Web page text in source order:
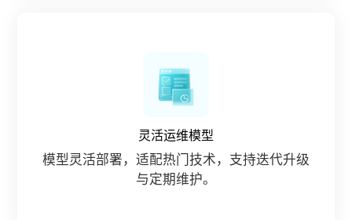
灵活运维模型
模型灵活部署，适配热门技术，支持迭代升级
与定期维护。